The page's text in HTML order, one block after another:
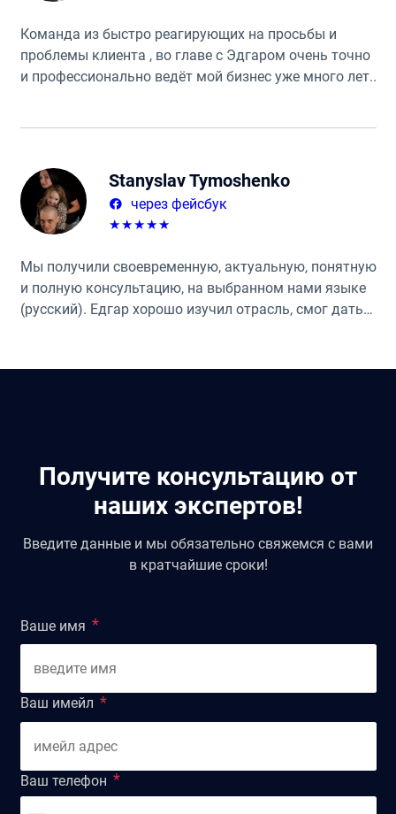
Команда из быстро реагирующих на просьбы и
проблемы клиента , во главе с Эдгаром очень точно
и профессионально ведёт мой бизнес уже много лет.
Stanyslav Tymoshenko
через фейсбук
★★★★★
Мы получили своевременную, актуальную, понятную
и полную консультацию, на выбранном нами языке
(русский). Едгар хорошо изучил отрасль, смог дать
сотрудничество и дальше, так как
Получите консультацию от
наших экспертов!
Введите данные и мы обязательно свяжемся с вами
в кратчайшие сроки!
Ваше имя
Ваш имейл
Ваш телефон